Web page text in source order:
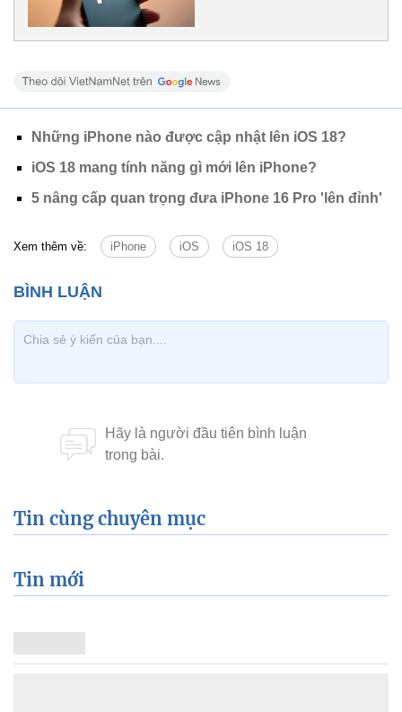
Những iPhone nào được cập nhật lên iOS 18?
iOS 18 mang tính năng gì mới lên iPhone?
5 nâng cấp quan trọng đưa iPhone 16 Pro 'lên đỉnh'
Xem thêm về: iPhone iOS iOS 18
Tin cùng chuyên mục
Tin mới